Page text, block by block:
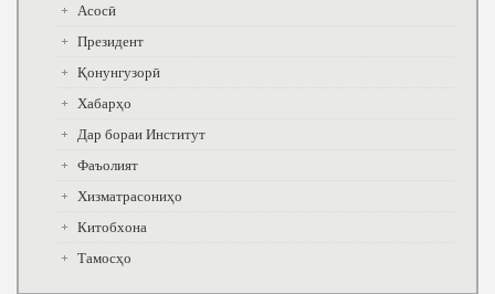
Асосӣ
Президент
Қонунгузорӣ
Хабарҳо
Дар бораи Институт
Фаъолият
Хизматрасониҳо
Китобхона
Тамосҳо